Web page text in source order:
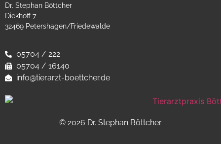
Dr. Stephan Böttcher
Diekhoff 7
32469 Petershagen/Friedewalde
05704 / 222
05704 / 16140
info@tierarzt-boettcher.de
© 2026 Dr. Stephan Böttcher